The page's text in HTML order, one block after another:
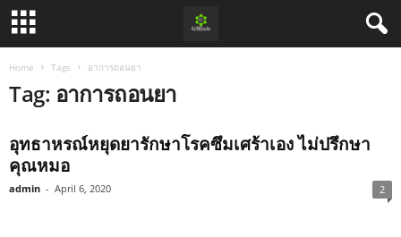
Home Tags อาการถอนยา
Tag: อาการถอนยา
อุทธาหรณ์หยุดยารักษาโรคซึมเศร้าเอง ไม่ปรึกษา
คุณหมอ
admin - April 6, 2020 2